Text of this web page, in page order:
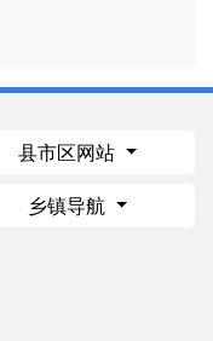
县市区网站
乡镇导航